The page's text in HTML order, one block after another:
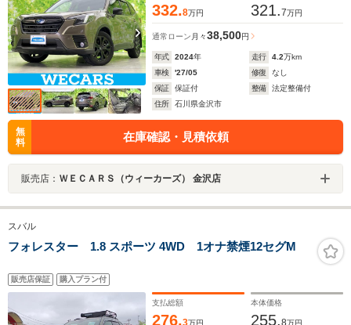
332.8万円 321.7万円
通常ローン 月々38,500円
年式 2024年 走行 4.2万km
車検
'27/05 修復
なし
保証
保証付 整備
法定整備付
住所
石川県金沢市
無
料
在庫確認・見積依頼
販売店： ＷＥＣＡＲＳ（ウィーカーズ） 金沢店
スバル
フォレスター 1.8 スポーツ 4WD 1オナ禁煙12セグM
販売店保証 購入プラン付
支払総額
276.3万円
本体価格
255.8万円